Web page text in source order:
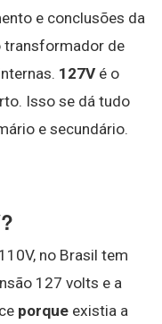
e conclusões da
transformador de
127V é o
Isso se dá tudo
e secundário.
no Brasil tem
127 volts e a
porque existia a